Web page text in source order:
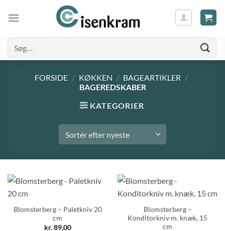
efter:
FORSIDE / KØKKEN / BAGEARTIKLER /
BAGEREDSKABER
KATEGORIER
Blomsterberg – Paletkniv 20
cm
kr.89,00
Blomsterberg –
Konditorkniv m. knæk, 15
cm